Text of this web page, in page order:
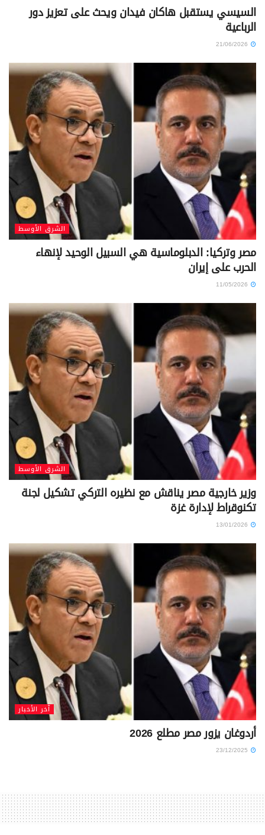
السيسي يستقبل هاكان فيدان ويحث على تعزيز دور
الرباعية
الشرق الأوسط
مصر وتركيا: الدبلوماسية هي السبيل الوحيد لإنهاء
الحرب على إيران
الشرق الأوسط
وزير خارجية مصر يناقش مع نظيره التركي تشكيل لجنة
تكنوقراط لإدارة غزة
آخر الأخبار
أردوغان يزور مصر مطلع 2026